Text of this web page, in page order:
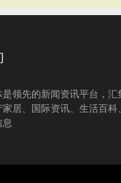
是领先的新闻资讯平台，汇
居、国际资讯、生活百科